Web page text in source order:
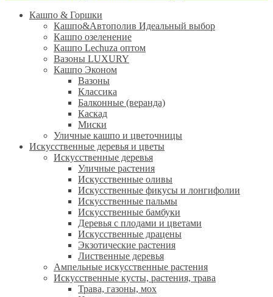
Кашпо & Горшки
Кашпо&Автополив Идеальный выбор
Кашпо озеленение
Кашпо Lechuza оптом
Вазоны LUXURY
Кашпо Эконом
Вазоны
Классика
Балконные (веранда)
Каскад
Миски
Уличные кашпо и цветочницы
Искусственные деревья и цветы
Искусственные деревья
Уличные растения
Искусственные оливы
Искусственные фикусы и лонгифолии
Искусственные пальмы
Искусственные бамбуки
Деревья с плодами и цветами
Искусственные драцены
Экзотические растения
Лиственные деревья
Ампельные искусственные растения
Искусственные кусты, растения, трава
Трава, газоны, мох